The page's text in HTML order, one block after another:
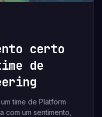
certo
de
time de Platform
com um sentimento,